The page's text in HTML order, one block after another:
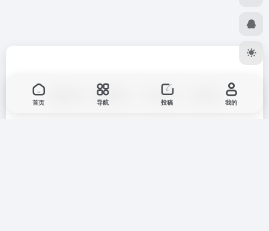
免责声明 广告合作
首页 导航 投稿 我的